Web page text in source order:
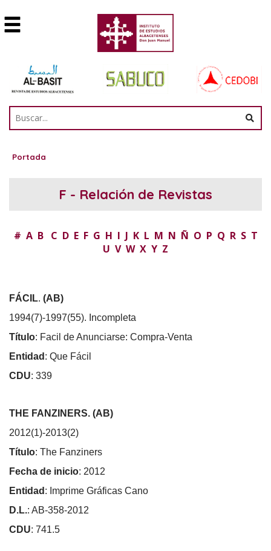
Portada
F - Relación de Revistas
# A B C D E F G H I J K L M N Ñ O P Q R S T
U V W X Y Z
FÁCIL. (AB)
1994(7)-1997(55). Incompleta
Título: Facil de Anunciarse: Compra-Venta
Entidad : Que Fácil
CDU: 339
THE FANZINERS. (AB)
2012(1)-2013(2)
Título: The Fanziners
Fecha de inicio: 2012
Entidad : Imprime Gráficas Cano
D.L.: AB-358-2012
CDU: 741.5